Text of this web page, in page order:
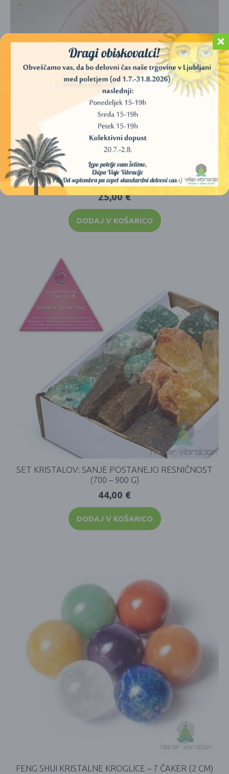
PODSTAVEK DREVO ŽIVLJENJA (SELENIT)
25,00€
DODAJ V KOŠARICO
SET KRISTALOV: SANJE POSTANEJO RESNIČNOST
(700 – 900 G)
44,00 €
DODAJ V KOŠARICO
FENG SHUI KRISTALNE KROGLICE – 7 ČAKER (2 CM)